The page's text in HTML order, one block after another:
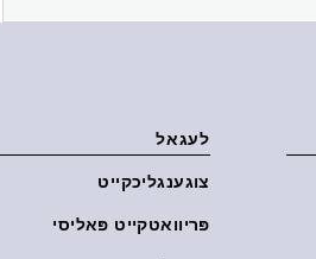
לעגאל
צוגענגליכקייט
פּריוואטקייט פּאליסי